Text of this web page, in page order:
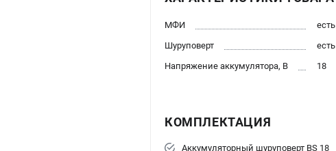
МФИ
есть
Шуруповерт
есть
Напряжение аккумулятора, В
18
КОМПЛЕКТАЦИЯ
Аккумуляторный шуруповерт BS 18